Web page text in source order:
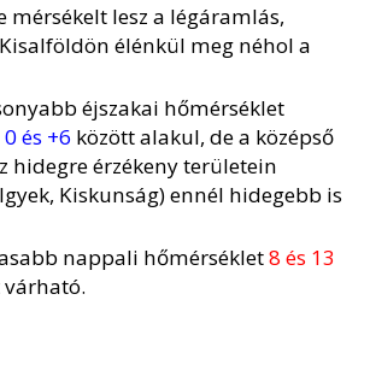
mérsékelt lesz a légáramlás,
élénkül meg néhol a
éjszakai hőmérséklet
0 és +6 között alakul, de a középső
hidegre érzékeny területein
Kiskunság) ennél hidegebb is
nappali hőmérséklet8 és 13